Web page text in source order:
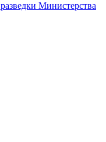
Министерства